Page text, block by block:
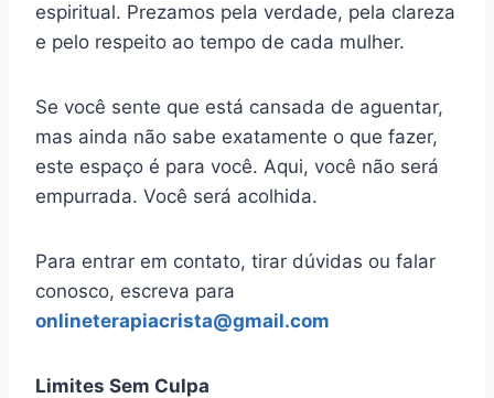
espiritual. Prezamos pela verdade, pela clareza
e pelo respeito ao tempo de cada mulher.
Se você sente que está cansada de aguentar,
mas ainda não sabe exatamente o que fazer,
este espaço é para você. Aqui, você não será
empurrada. Você será acolhida.
Para entrar em contato, tirar dúvidas ou falar
conosco, escreva para
onlineterapiacrista@gmail.com
Limites Sem Culpa